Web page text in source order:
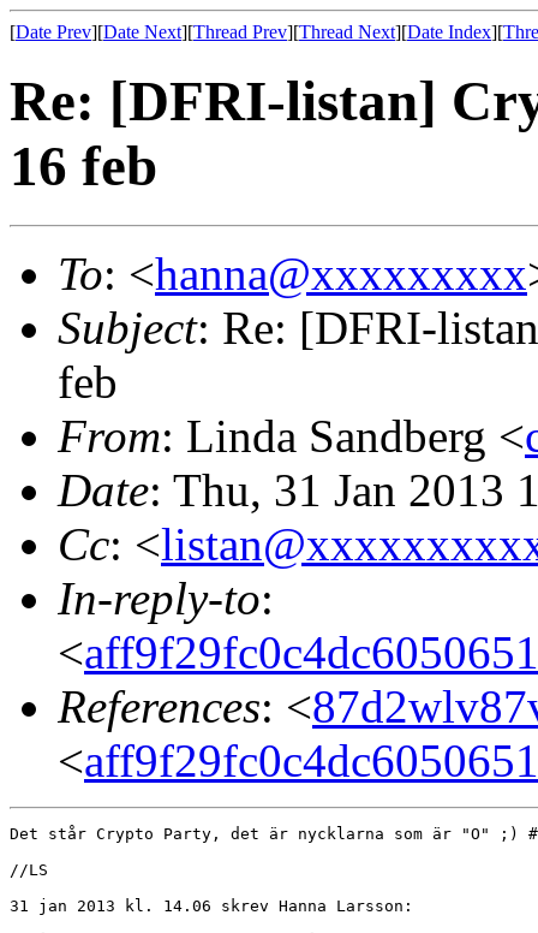
[Date Prev][Date Next][Thread Prev][Thread Next][Date Index][
Re: [DFRI-listan]
16 feb
To: <hanna@xxxxxxxxx
Subject: Re: [DFRI-
feb
From: Linda Sandberg <
Date: Thu, 31 Jan 2013
Cc: <
In-reply-to:
<
References: <
<
Det står Crypto Party, det är nycklarna som är "O" ;)
//LS
31 jan 2013 kl. 14.06 skrev Hanna Larsson: